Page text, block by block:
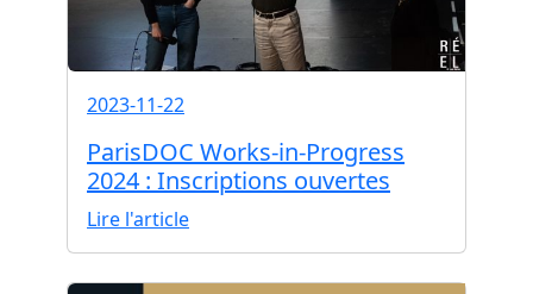
2023-11-22
ParisDOC Works-in-Progress
2024 : Inscriptions ouvertes
Lire l'article